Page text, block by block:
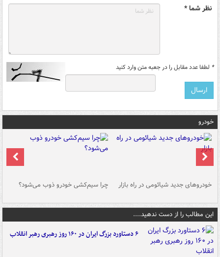
نظر شما *
* لطفا عدد مقابل را در جعبه متن وارد کنید
خودرو
خودروهای جدید شیائومی در راه بازار چرا سیم‌کشی خودرو ذوب می‌شود؟
این مطالب را از دست ندهید....
۶ دستاورد بزرگ ایران در ۱۶۰ روز رهبری رهبر انقلاب